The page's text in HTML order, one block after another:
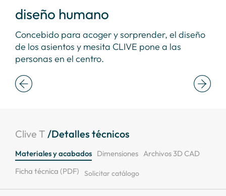
diseño humano
Concebido para acoger y sorprender, el diseño
de los asientos y mesita CLIVE pone a las
personas en el centro.
Clive T /Detalles técnicos
Materiales y acabados Dimensiones Archivos 3D CAD
Ficha técnica (PDF)
Solicitar catálogo